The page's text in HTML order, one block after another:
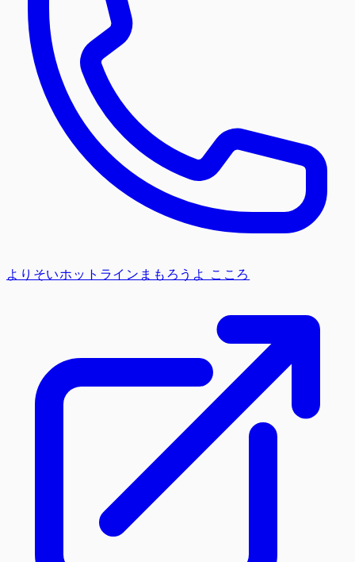
よりそいホットライン まもろうよ こころ